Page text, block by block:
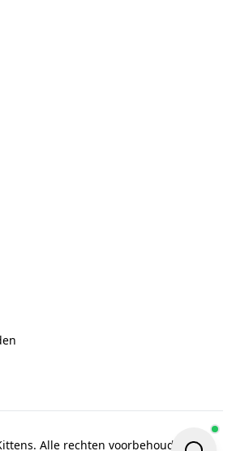
Alle rechten voorbehouden.